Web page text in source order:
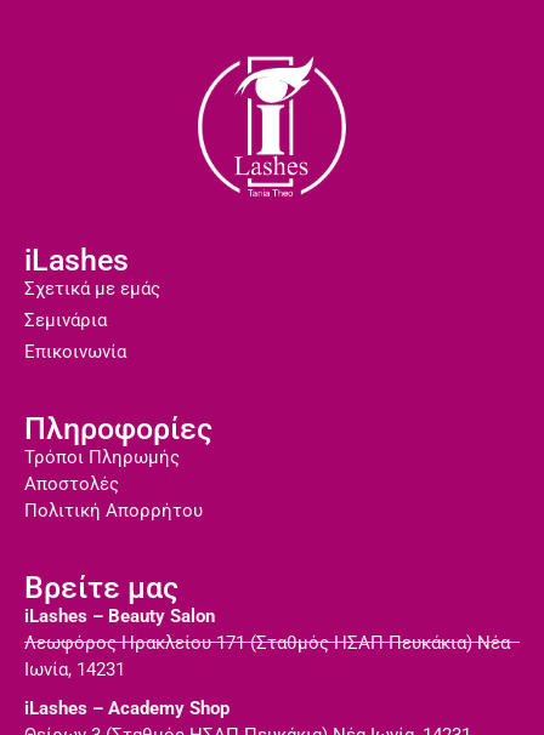
iLashes
Σχετικά με εμάς
Σεμινάρια
Επικοινωνία
Πληροφορίες
Τρόποι Πληρωμής
Αποστολές
Πολιτική Απορρήτου
Βρείτε μας
iLashes – Beauty Salon
Λεωφόρος Ηρακλείου 171 (Σταθμός ΗΣΑΠ Πευκάκια) Νέα
Ιωνία, 14231
iLashes – Academy Shop